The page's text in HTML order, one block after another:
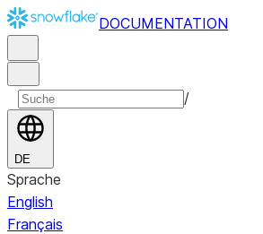
DOCUMENTATION
/
DE
Sprache
English
Français